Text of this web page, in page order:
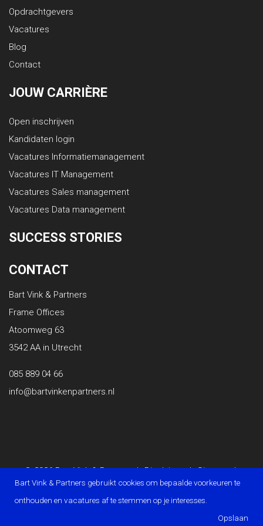
Opdrachtgevers
Vacatures
Blog
Contact
JOUW CARRIÈRE
Open inschrijven
Kandidaten login
Vacatures Informatiemanagement
Vacatures IT Management
Vacatures Sales management
Vacatures Data management
SUCCESS STORIES
CONTACT
Bart Vink & Partners
Frame Offices
Atoomweg 63
3542 AA in Utrecht
085 889 04 66
info@bartvinkenpartners.nl
© 2026 Bart Vink & Partners | Disclaimer | Sitemap |
Privacy Statement | Powered by OTYS
Bart Vink & Partners gebruikt cookies om bepaalde voorkeuren te
onthouden en vacatures af te stemmen op je interesses.